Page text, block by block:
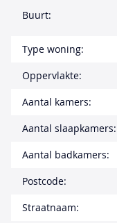
Buurt:
Type woning:
Oppervlakte:
Aantal kamers:
Aantal slaapkamers:
Aantal badkamers:
Postcode:
Straatnaam: